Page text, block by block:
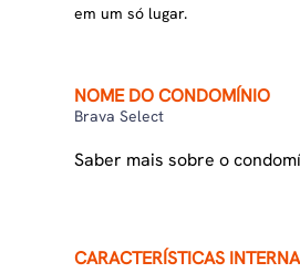
em um só lugar.
NOME DO CONDOMÍNIO
Brava Select
Saber mais sobre o
CARACTERÍSTICAS